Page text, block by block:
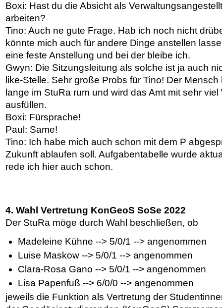
Boxi: Hast du die Absicht als
arbeiten?
Tino: Auch ne gute Frage. Hab ich noch nicht
könnte mich auch für andere Dinge anstellen
eine feste Anstellung und bei der bleibe ich.
Gwyn: Die Sitzungsleitung als solche ist ja auch
like-Stelle. Sehr große Probs für Tino! Der
lange im StuRa rum und wird das Amt mit sehr
ausfüllen.
Boxi: Fürsprache!
Paul: Same!
Tino: Ich habe mich auch schon mit dem P
Zukunft ablaufen soll. Aufgabentabelle wurde
rede ich hier auch schon.
4. Wahl Vertretung KonGeoS SoSe 2022
Der StuRa möge durch Wahl beschließen, ob
Madeleine Kühne --> 5/0/1 --> angenommen
Luise Maskow --> 5/0/1 --> angenommen
Clara-Rosa Gano --> 5/0/1 --> angenommen
Lisa Papenfuß --> 6/0/0 --> angenommen
jeweils die Funktion als Vertretung der